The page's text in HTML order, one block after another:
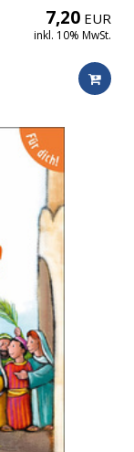
7,20 EUR
inkl. 10% MwSt.